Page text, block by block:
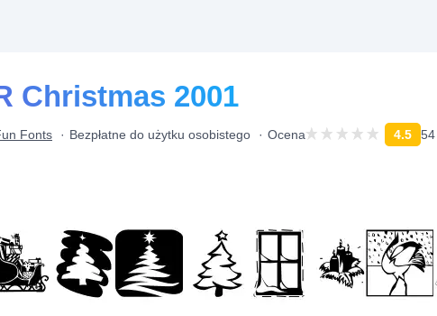
Christmas 2001
Fonts Bezpłatne do użytku osobistego Ocena 4.5 54